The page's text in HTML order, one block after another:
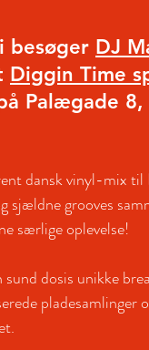
besøger DJ
Diggin Time
Palægade
dansk vinyl-mix til
sjældne grooves
særlige oplevelse!
dosis unikke